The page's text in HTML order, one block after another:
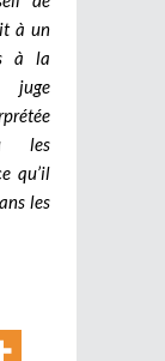
à un
à la
juge
les
qu’il
les